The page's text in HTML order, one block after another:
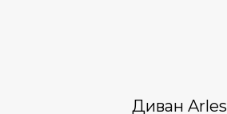
Диван Arles